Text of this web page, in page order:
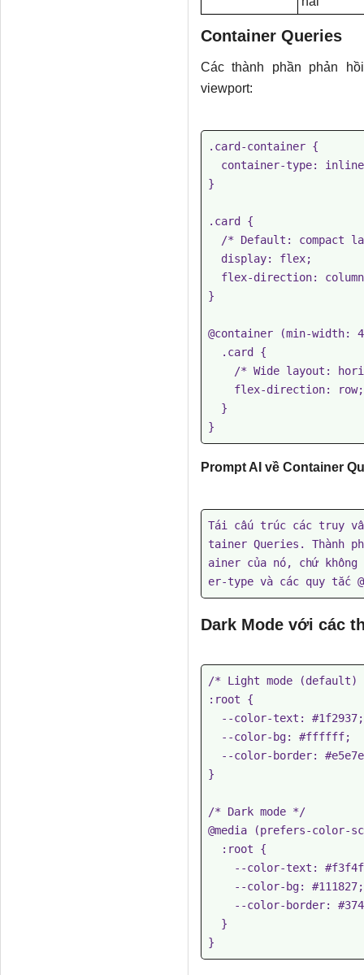
Container Queries
Các thành phần phản
viewport:
.card-container {
}
.card {
}
@container (min-width:
Prompt AI về Container
Tái cấu trúc các truy
tainer Queries. Thành
ainer của nó, chứ
er-type và các quy tắc
Dark Mode với các
/* Light mode
:root {
}
/* Dark mode */
@media (prefers-color-